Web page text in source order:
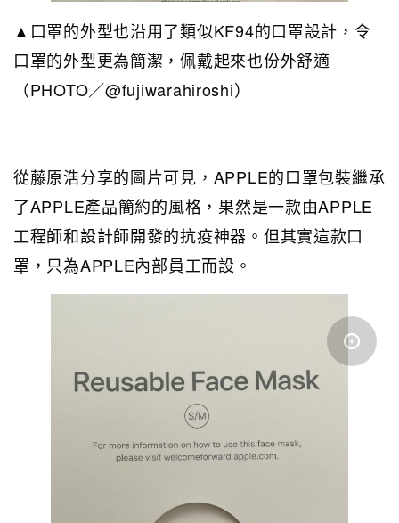
▲口罩的外型也沿用了類似KF94的口罩設計，令
口罩的外型更為簡潔，佩戴起來也份外舒適
（PHOTO／@fujiwarahiroshi）
從藤原浩分享的圖片可見，APPLE的口罩包裝繼承
了APPLE產品簡約的風格，果然是一款由APPLE
工程師和設計師開發的抗疫神器。但其實這款口
罩，只為APPLE內部員工而設。